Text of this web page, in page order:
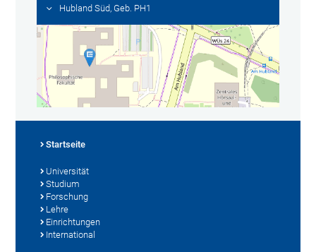
Hubland Süd, Geb. PH1
Startseite
Universität
Studium
Forschung
Lehre
Einrichtungen
International